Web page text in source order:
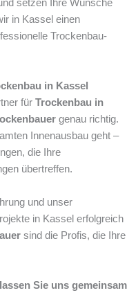
setzen Ihre Wünsche
in Kassel einen
Trockenbau-
in Kassel
für Trockenbau in
genau richtig.
Innenausbau geht –
die Ihre
übertreffen.
und unser
in Kassel erfolgreich
sind die Profis, die Ihre
Sie uns gemeinsam